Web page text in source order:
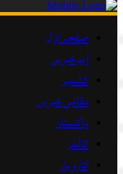
صفحہ اوّل
اہم خبریں
کشمیر
مقامی خبریں
پاکستان
کالمز
کاروبار